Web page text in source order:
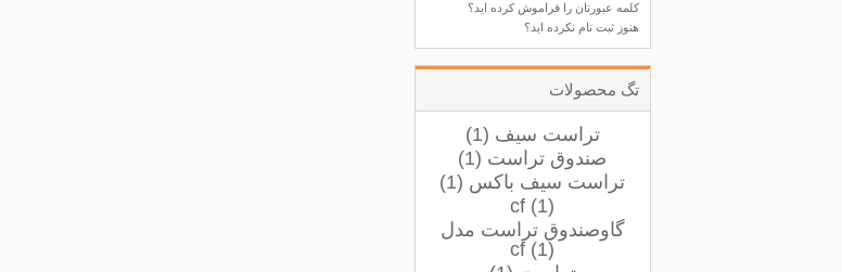
کلمه عبورتان را فراموش کرده اید؟
هنوز ثبت نام نکرده اید؟
تگ محصولات
تراست سیف (1)
صندوق تراست (1)
تراست سیف باکس (1)
cf (1)
گاوصندوق تراست مدل
cf (1)